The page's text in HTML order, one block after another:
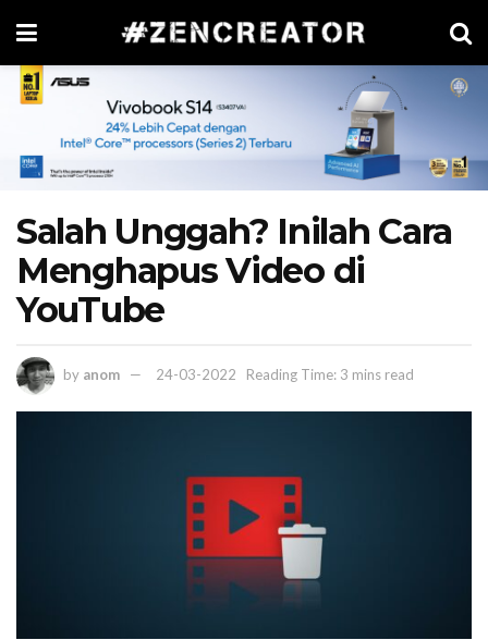
Salah Unggah? Inilah Cara
Menghapus Video di
YouTube
by anom 24-03-2022 Reading Time: 3 mins read